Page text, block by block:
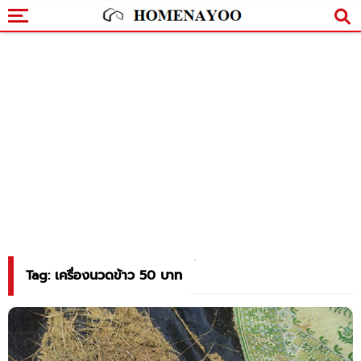
Tag: เครื่องนวดข้าว 50 บาท